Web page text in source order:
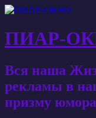
ПИАР-
Вся наша
рекламы в
призму юмора